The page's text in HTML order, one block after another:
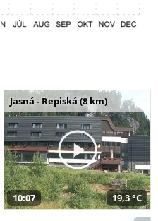
Jasná - Repiská (8 km)
10:07 19,3 °C